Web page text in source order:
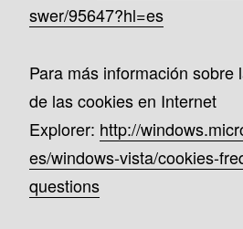
swer/95647?hl=es
Para más información sobre
de las cookies en Internet
Explorer: http://
es/windows-vista/cookies-
questions